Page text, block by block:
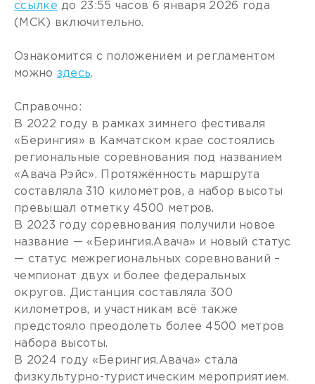
ссылке до 23:55 часов 6 января 2026 года
(МСК) включительно.
Ознакомится с положением и регламентом
можно здесь.
Справочно:
В 2022 году в рамках зимнего фестиваля
«Берингия» в Камчатском крае состоялись
региональные соревнования под названием
«Авача Рэйс». Протяжённость маршрута
составляла 310 километров, а набор высоты
превышал отметку 4500 метров.
В 2023 году соревнования получили новое
название — «Берингия.Авача» и новый статус
— статус межрегиональных соревнований –
чемпионат двух и более федеральных
округов. Дистанция составляла 300
километров, и участникам всё также
предстояло преодолеть более 4500 метров
набора высоты.
В 2024 году «Берингия.Авача» стала
физкультурно-туристическим мероприятием.